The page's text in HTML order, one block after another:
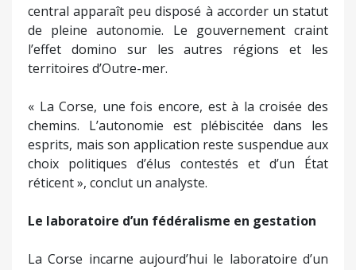
central apparaît peu disposé à accorder un statut
de pleine autonomie. Le gouvernement craint
l’effet domino sur les autres régions et les
territoires d’Outre-mer.
« La Corse, une fois encore, est à la croisée des
chemins. L’autonomie est plébiscitée dans les
esprits, mais son application reste suspendue aux
choix politiques d’élus contestés et d’un État
réticent », conclut un analyste.
Le laboratoire d’un fédéralisme en gestation
La Corse incarne aujourd’hui le laboratoire d’un